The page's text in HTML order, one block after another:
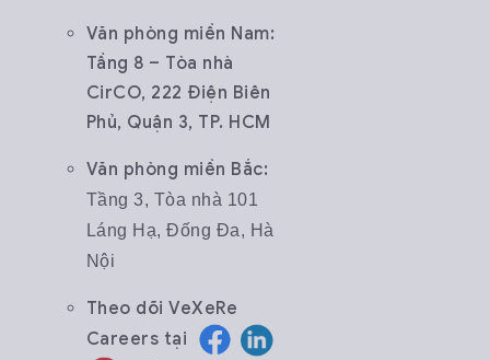
Văn phòng miền Nam:
Tầng 8 – Tòa nhà
CirCO, 222 Điện Biên
Phủ, Quận 3, TP. HCM
Văn phòng miền Bắc:
Tầng 3, Tòa nhà 101
Láng Hạ, Đống Đa, Hà
Nội
Theo dõiVeXeRe
Careers tại